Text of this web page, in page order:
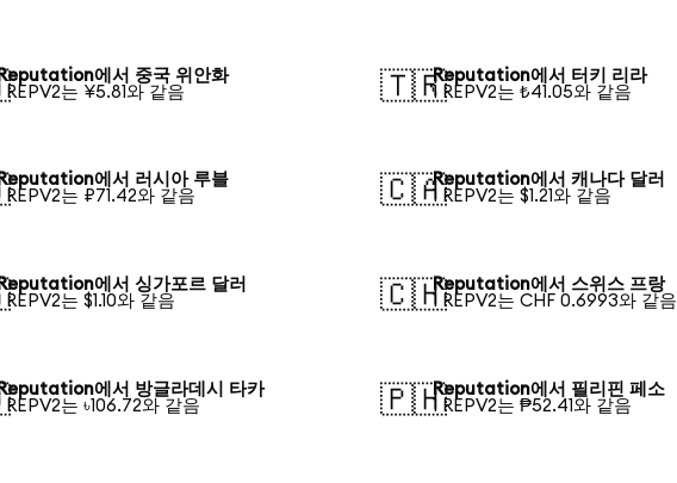
Reputation에서 중국 위안화
REPV2는 ¥5.81와 같음
🇹🇷Reputation에서 터키 리라
1 REPV2는 ₺41.05와 같음
Reputation에서 러시아 루블
REPV2는 ₽71.42와 같음
🇨🇦Reputation에서 캐나다 달러
1 REPV2는 $1.21와 같음
에서 싱가포르 달러
REPV2는 $1.10와 같음
🇨🇭Reputation에서 스위스 프랑
1 REPV2는 CHF 0.6993와 같음
에서 방글라데시 타카
REPV2는 ৳106.72와 같음
🇵🇭Reputation에서 필리핀 페소
1 REPV2는 ₱52.41와 같음